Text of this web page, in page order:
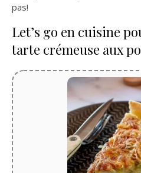
pas!
Let’s go en cuisine
tarte crémeuse aux